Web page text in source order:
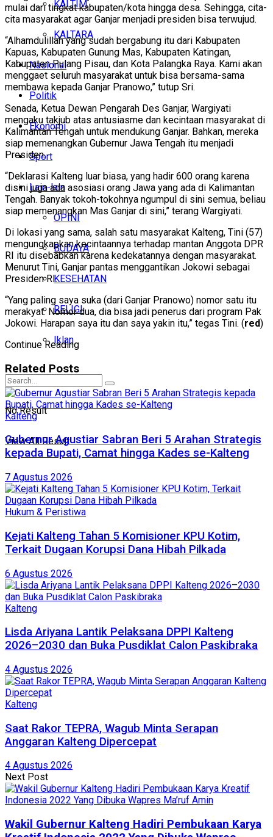
KALTIM
KALTARA
Nasional
Politik
Ekonomi
Sport
Lain-lain
OPINI
BUDAYA
KESEHATAN
RELIGI
Iklan
No Result
View All Result
mulai dari tingkat kabupaten/kota hingga desa. Sehingga, cita-
cita masyarakat agar Ganjar menjadi presiden bisa terwujud.
“Alhamdulillah yang sudah bergabung itu dari Kabupaten
Kapuas, Kabupaten Gunung Mas, Kabupaten Katingan,
Kabupaten Pulang Pisau, dan Kota Palangka Raya. Kami akan
menggaet seluruh masyarakat untuk bisa bersama-sama
membawa kepada Ganjar Pranowo,” tutup Sri.
Senada, Ketua Dewan Pengarah Des Ganjar, Wargiyati
mengaku takjub atas antusiasme dan kecintaan masyarakat di
Kalimantan Tengah untuk mendukung Ganjar. Bahkan, mereka
siap memenangkan Gubernur Jawa Tengah itu menjadi
Presiden.
“Deklarasi Kalteng luar biasa, yang hadir 600 orang karena
disini juga ada asosiasi orang Jawa yang ada di Kalimantan
Tengah. Banyak tokoh-tokohnya ngumpul di sini semua, beliau
siap memenangkan Mas Ganjar di sini,” terang Wargiyati.
Di lokasi yang sama, salah satu masyarakat Kalteng, Tini (57)
mengungkapkan kecintaannya terhadap mantan Anggota DPR
RI itu disebabkan karena kedekatannya dengan masyarakat.
Menurut Tini, Ganjar pantas menggantikan Jokowi sebagai
Presiden RI.
“Yang paling saya suka (dari Ganjar Pranowo) nomor satu itu
merakyat. Nomor dua, dia bisa jadi penerus dari program Pak
Jokowi. Harapan saya itu dan saya yakin itu,” tegas Tini. (red)
Continue Reading
Related Posts
Kalteng
Gubernur Agustiar Sabran Beri 5 Arahan Strategis
kepada Bupati, Camat hingga Kades se-Kalteng
7 Agustus 2026
Hukum & Peristiwa
Kejati Kalteng Tahan 5 Komisioner KPU Kotim,
Terkait Dugaan Korupsi Dana Hibah Pilkada
6 Agustus 2026
Kalteng
Lisda Ariyana Lantik Pelaksana DPPI Kalteng
2026–2030 dan Buka Pusdiklat Calon Paskibraka
4 Agustus 2026
Kalteng
Saat Rakor TEPRA, Wagub Minta Serapan
Anggaran Kalteng Dipercepat
4 Agustus 2026
Next Post
Wakil Gubernur Kalteng Hadiri Pembukaan Karya